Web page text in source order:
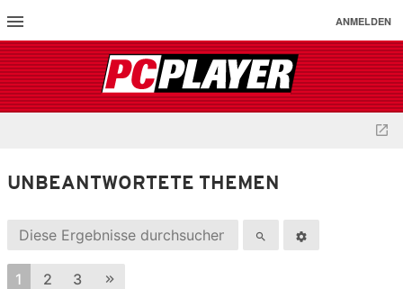
ANMELDEN
UNBEANTWORTETE THEMEN
1 2 3